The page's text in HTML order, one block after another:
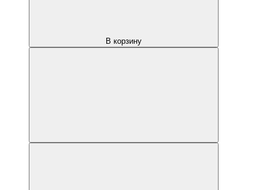
В корзину